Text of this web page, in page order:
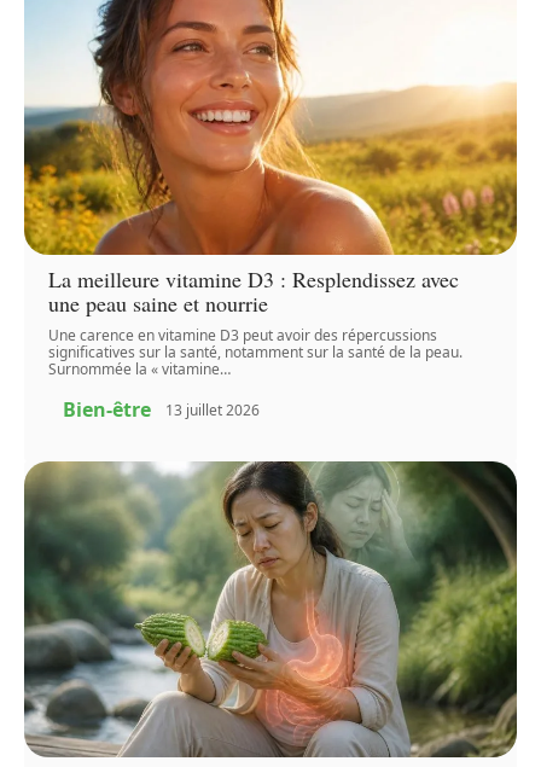
La meilleure vitamine D3 : Resplendissez avec
une peau saine et nourrie
Une carence en vitamine D3 peut avoir des répercussions
significatives sur la santé, notamment sur la santé de la peau.
Surnommée la « vitamine…
Bien-être 13 juillet 2026